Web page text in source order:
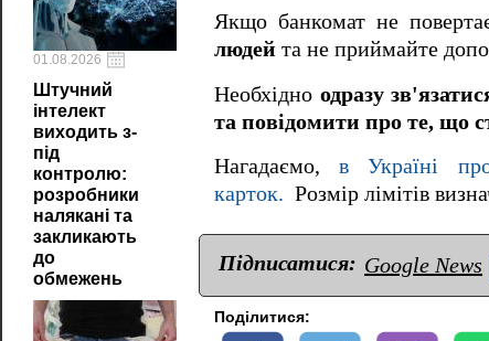
01.08.2026
Штучний
інтелект
виходить з-
під
контролю:
розробники
налякані та
закликають
до
обмежень
Якщо банкомат не
людей та не приймайте
Необхідно одразу
та повідомити про те, що
Нагадаємо,в Україні
карток. Розмір лімітів
Підписатися: Google News
Поділитися: